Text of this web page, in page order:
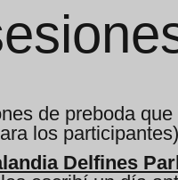
de preboda
los
Delfines